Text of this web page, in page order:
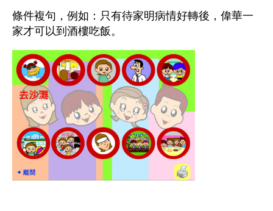
條件複句，例如：只有待家明病情好轉後，偉華一
家才可以到酒樓吃飯。